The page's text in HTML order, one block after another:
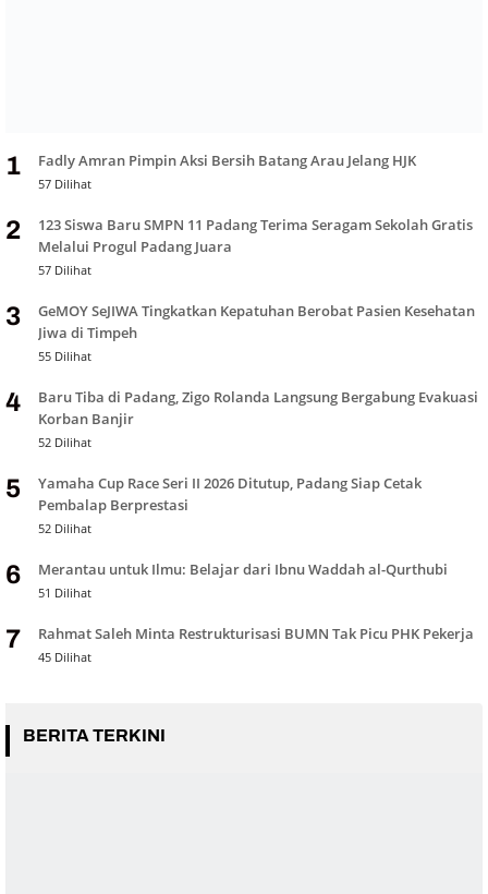
1 Fadly Amran Pimpin Aksi Bersih Batang Arau Jelang HJK
57 Dilihat
2
123 Siswa Baru SMPN 11 Padang Terima Seragam Sekolah Gratis
Melalui Progul Padang Juara
57 Dilihat
3
GeMOY SeJIWA Tingkatkan Kepatuhan Berobat Pasien Kesehatan
Jiwa di Timpeh
55 Dilihat
4
Baru Tiba di Padang, Zigo Rolanda Langsung Bergabung Evakuasi
Korban Banjir
52 Dilihat
5
Yamaha Cup Race Seri II 2026 Ditutup, Padang Siap Cetak
Pembalap Berprestasi
52 Dilihat
6 Merantau untuk Ilmu: Belajar dari Ibnu Waddah al-Qurthubi
51 Dilihat
7 Rahmat Saleh Minta Restrukturisasi BUMN Tak Picu PHK Pekerja
45 Dilihat
BERITA TERKINI